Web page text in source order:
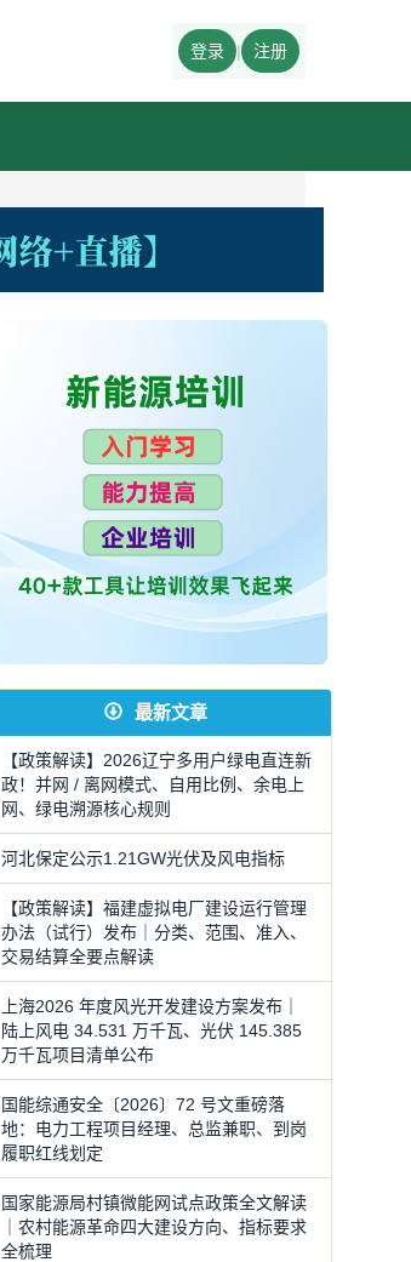
登录 | 注册
最新文章
【政策解读】2026辽宁多用户绿电直连新
政！并网 / 离网模式、自用比例、余电上
网、绿电溯源核心规则
河北保定公示1.21GW光伏及风电指标
【政策解读】福建虚拟电厂建设运行管理
办法（试行）发布｜分类、范围、准入、
交易结算全要点解读
上海2026 年度风光开发建设方案发布｜
陆上风电 34.531 万千瓦、光伏 145.385
万千瓦项目清单公布
国能综通安全〔2026〕72 号文重磅落
地：电力工程项目经理、总监兼职、到岗
履职红线划定
国家能源局村镇微能网试点政策全文解读
｜农村能源革命四大建设方向、指标要求
全梳理